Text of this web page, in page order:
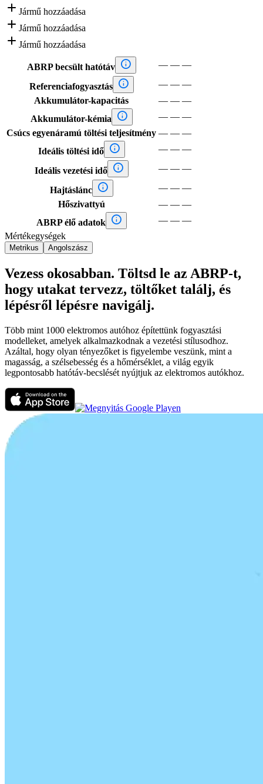
 Jármű hozzáadása
 Jármű hozzáadása
 Jármű hozzáadása
ABRP becsült hatótáv  — — —
Referenciafogyasztás  — — —
Akkumulátor-kapacitás
— — —
Akkumulátor-kémia
 — — —
Csúcs egyenáramú töltési teljesítmény — — —
Ideális töltési idő
 — — —
Ideális vezetési idő  — — —
Hajtáslánc  — — —
Hőszivattyú
— — —
ABRP élő adatok
 — — —
Mértékegységek
Metrikus Angolszász
Vezess okosabban. Töltsd le az ABRP-t,
hogy utakat tervezz, töltőket találj, és
lépésről lépésre navigálj.
Több mint 1000 elektromos autóhoz építettünk fogyasztási
modelleket, amelyek alkalmazkodnak a vezetési stílusodhoz.
Azáltal, hogy olyan tényezőket is figyelembe veszünk, mint a
magasság, a szélsebesség és a hőmérséklet, a világ egyik
legpontosabb hatótáv-becslését nyújtjuk az elektromos autókhoz.